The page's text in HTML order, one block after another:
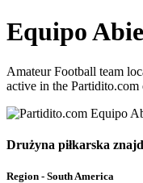
Equipo
Amateur Football team
active in the
Drużyna piłkarska
Region - South America